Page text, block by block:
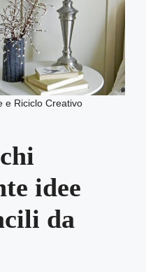
e Riciclo Creativo
idee
da